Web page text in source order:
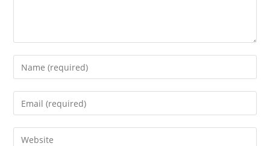
Enter
your
name
Enter
your
email
address
Enter